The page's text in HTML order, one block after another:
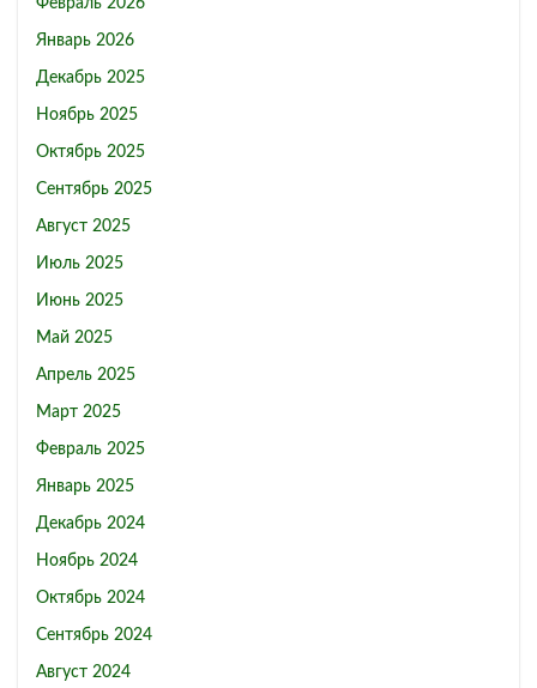
Январь 2026
Декабрь 2025
Ноябрь 2025
Октябрь 2025
Сентябрь 2025
Август 2025
Июль 2025
Июнь 2025
Май 2025
Апрель 2025
Март 2025
Февраль 2025
Январь 2025
Декабрь 2024
Ноябрь 2024
Октябрь 2024
Сентябрь 2024
Август 2024